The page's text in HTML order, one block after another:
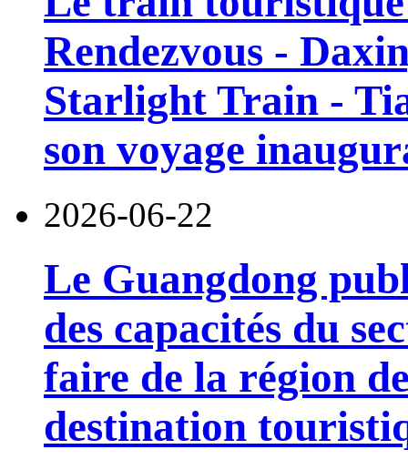
Rendezvous -
Starlight Train -
son voyage
2026-06-22
Le Guangdong
des capacités du
faire de la région
destination